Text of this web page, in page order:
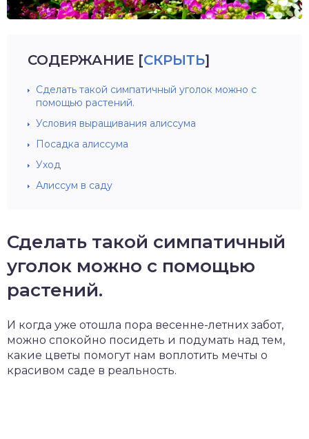
СОДЕРЖАНИЕ [СКРЫТЬ]
Сделать такой симпатичный уголок можно с
помощью растений.
Условия выращивания алиссума
Посадка алиссума
Уход
Алиссум в саду
Сделать такой симпатичный
уголок можно с помощью
растений.
И когда уже отошла пора весенне-летних забот,
можно спокойно посидеть и подумать над тем,
какие цветы помогут нам воплотить мечты о
красивом саде в реальность.